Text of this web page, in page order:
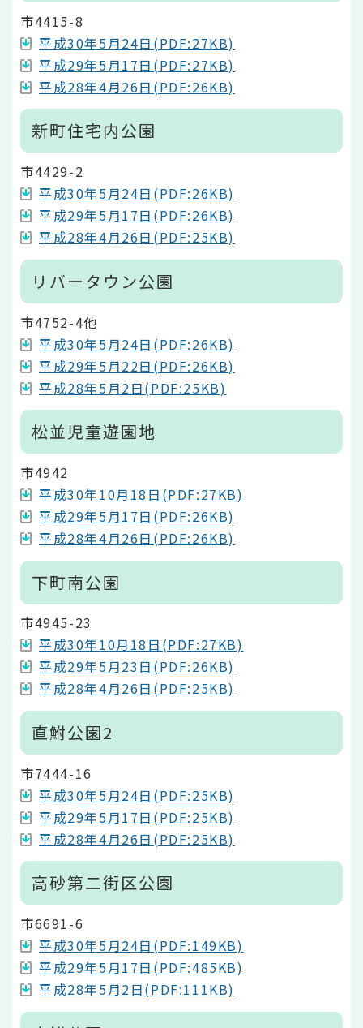
市4415-8
平成30年5月24日(PDF:27KB)
平成29年5月17日(PDF:27KB)
平成28年4月26日(PDF:26KB)
新町住宅内公園
市4429-2
平成30年5月24日(PDF:26KB)
平成29年5月17日(PDF:26KB)
平成28年4月26日(PDF:25KB)
リバータウン公園
市4752-4他
平成30年5月24日(PDF:26KB)
平成29年5月22日(PDF:26KB)
平成28年5月2日(PDF:25KB)
松並児童遊園地
市4942
平成30年10月18日(PDF:27KB)
平成29年5月17日(PDF:26KB)
平成28年4月26日(PDF:26KB)
下町南公園
市4945-23
平成30年10月18日(PDF:27KB)
平成29年5月23日(PDF:26KB)
平成28年4月26日(PDF:25KB)
直鮒公園2
市7444-16
平成30年5月24日(PDF:25KB)
平成29年5月17日(PDF:25KB)
平成28年4月26日(PDF:25KB)
高砂第二街区公園
市6691-6
平成30年5月24日(PDF:149KB)
平成29年5月17日(PDF:485KB)
平成28年5月2日(PDF:111KB)